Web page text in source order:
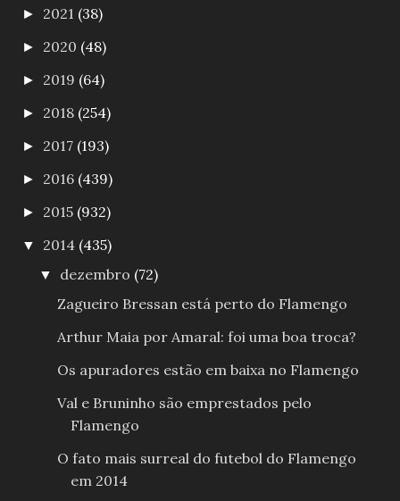
► 2021 (38)
► 2020 (48)
► 2019 (64)
► 2018 (254)
► 2017 (193)
► 2016 (439)
► 2015 (932)
▼ 2014 (435)
▼ dezembro (72)
Zagueiro Bressan está perto do Flamengo
Arthur Maia por Amaral: foi uma boa troca?
Os apuradores estão em baixa no Flamengo
Val e Bruninho são emprestados pelo
Flamengo
O fato mais surreal do futebol do Flamengo
em 2014